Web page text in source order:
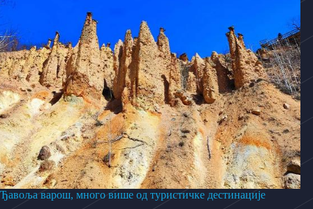
Ђавоља варош, много више од туристичке дестинације